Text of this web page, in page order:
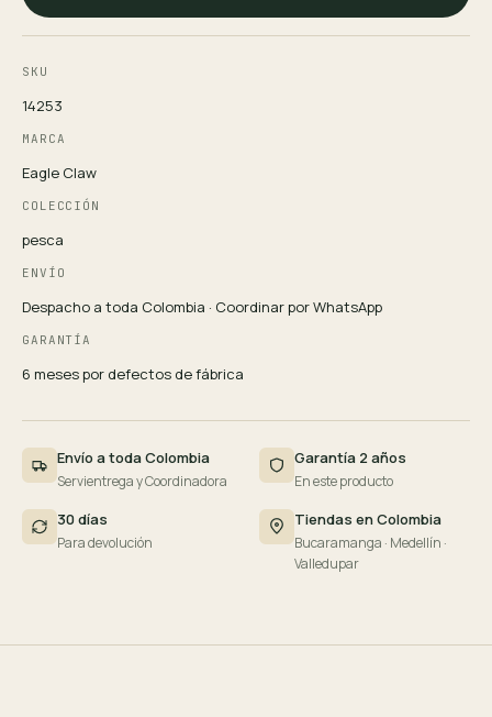
SKU
14253
MARCA
Eagle Claw
COLECCIÓN
pesca
ENVÍO
Despacho a toda Colombia · Coordinar por WhatsApp
GARANTÍA
6 meses por defectos de fábrica
Envío a toda Colombia
Servientrega y Coordinadora
Garantía 2 años
En este producto
30 días
Para devolución
Tiendas en Colombia
Bucaramanga · Medellín ·
Valledupar